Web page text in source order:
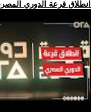
.. انطلاق قرعة الدوري